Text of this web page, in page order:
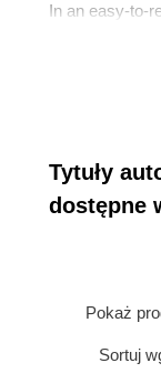
In an easy-to-
which contain
become Julia
a manner that
of this are
After learning
measure
appreciate
using arrays
Tytuły
dostępne
Pokaż
Sortuj